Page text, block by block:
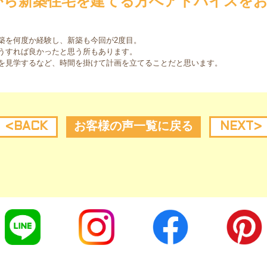
を何度か経験し、新築も今回が2度目。
すれば良かったと思う所もあります。
見学するなど、時間を掛けて計画を立てることだと思います。
< BACK お客様の声一覧に戻る NEXT >